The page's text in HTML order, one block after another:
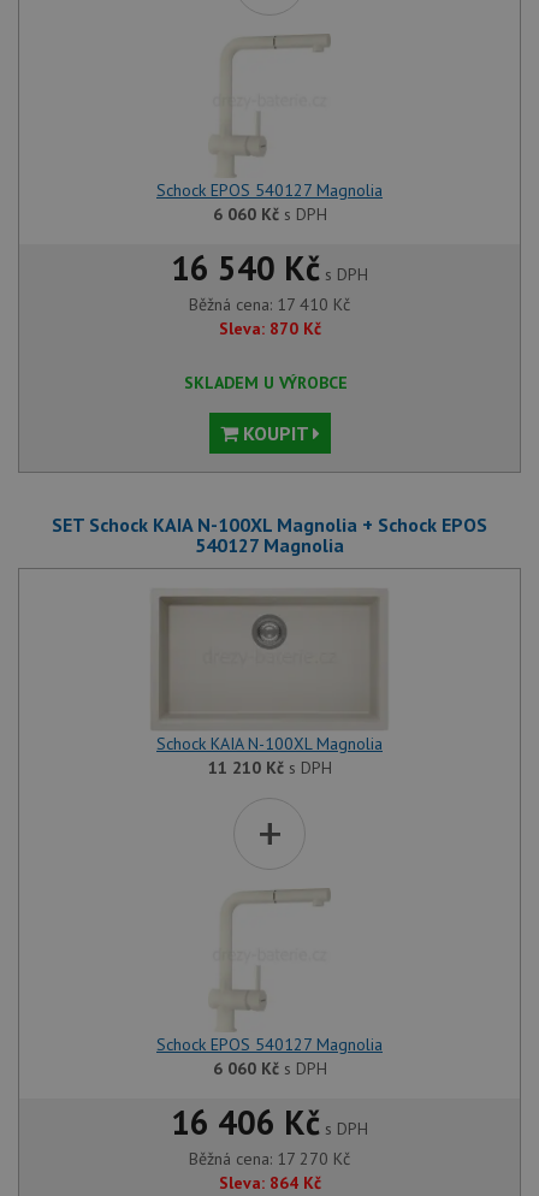
Schock EPOS 540127 Magnolia
6 060 Kčs DPH
16 540 Kč s DPH
Běžná cena: 17 410 Kč
Sleva: 870 Kč
SKLADEM U VÝROBCE
KOUPIT
SET Schock KAIA N-100XL Magnolia + Schock EPOS
540127 Magnolia
Schock KAIA N-100XL Magnolia
11 210 Kčs DPH
+
Schock EPOS 540127 Magnolia
6 060 Kčs DPH
16 406 Kč s DPH
Běžná cena: 17 270 Kč
Sleva: 864 Kč